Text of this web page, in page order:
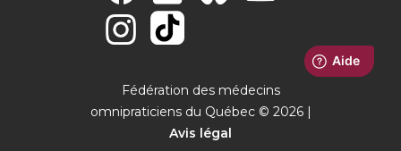
Fédération des médecins
omnipraticiens du Québec © 2026 |
Avis légal